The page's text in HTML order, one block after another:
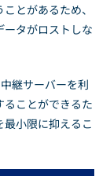
とがあるため、
タがロストしな
継サーバーを利
ことができるた
小限に抑えるこ